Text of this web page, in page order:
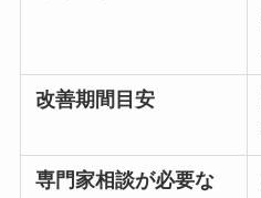
改善期間目安
専門家相談が必要な